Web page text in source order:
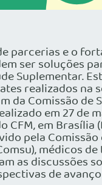
parcerias e o
ser soluções
Suplementar.
realizados na
da Comissão de
em 27 de
CFM, em Brasília
pela Comissão
médicos
as discussões
de